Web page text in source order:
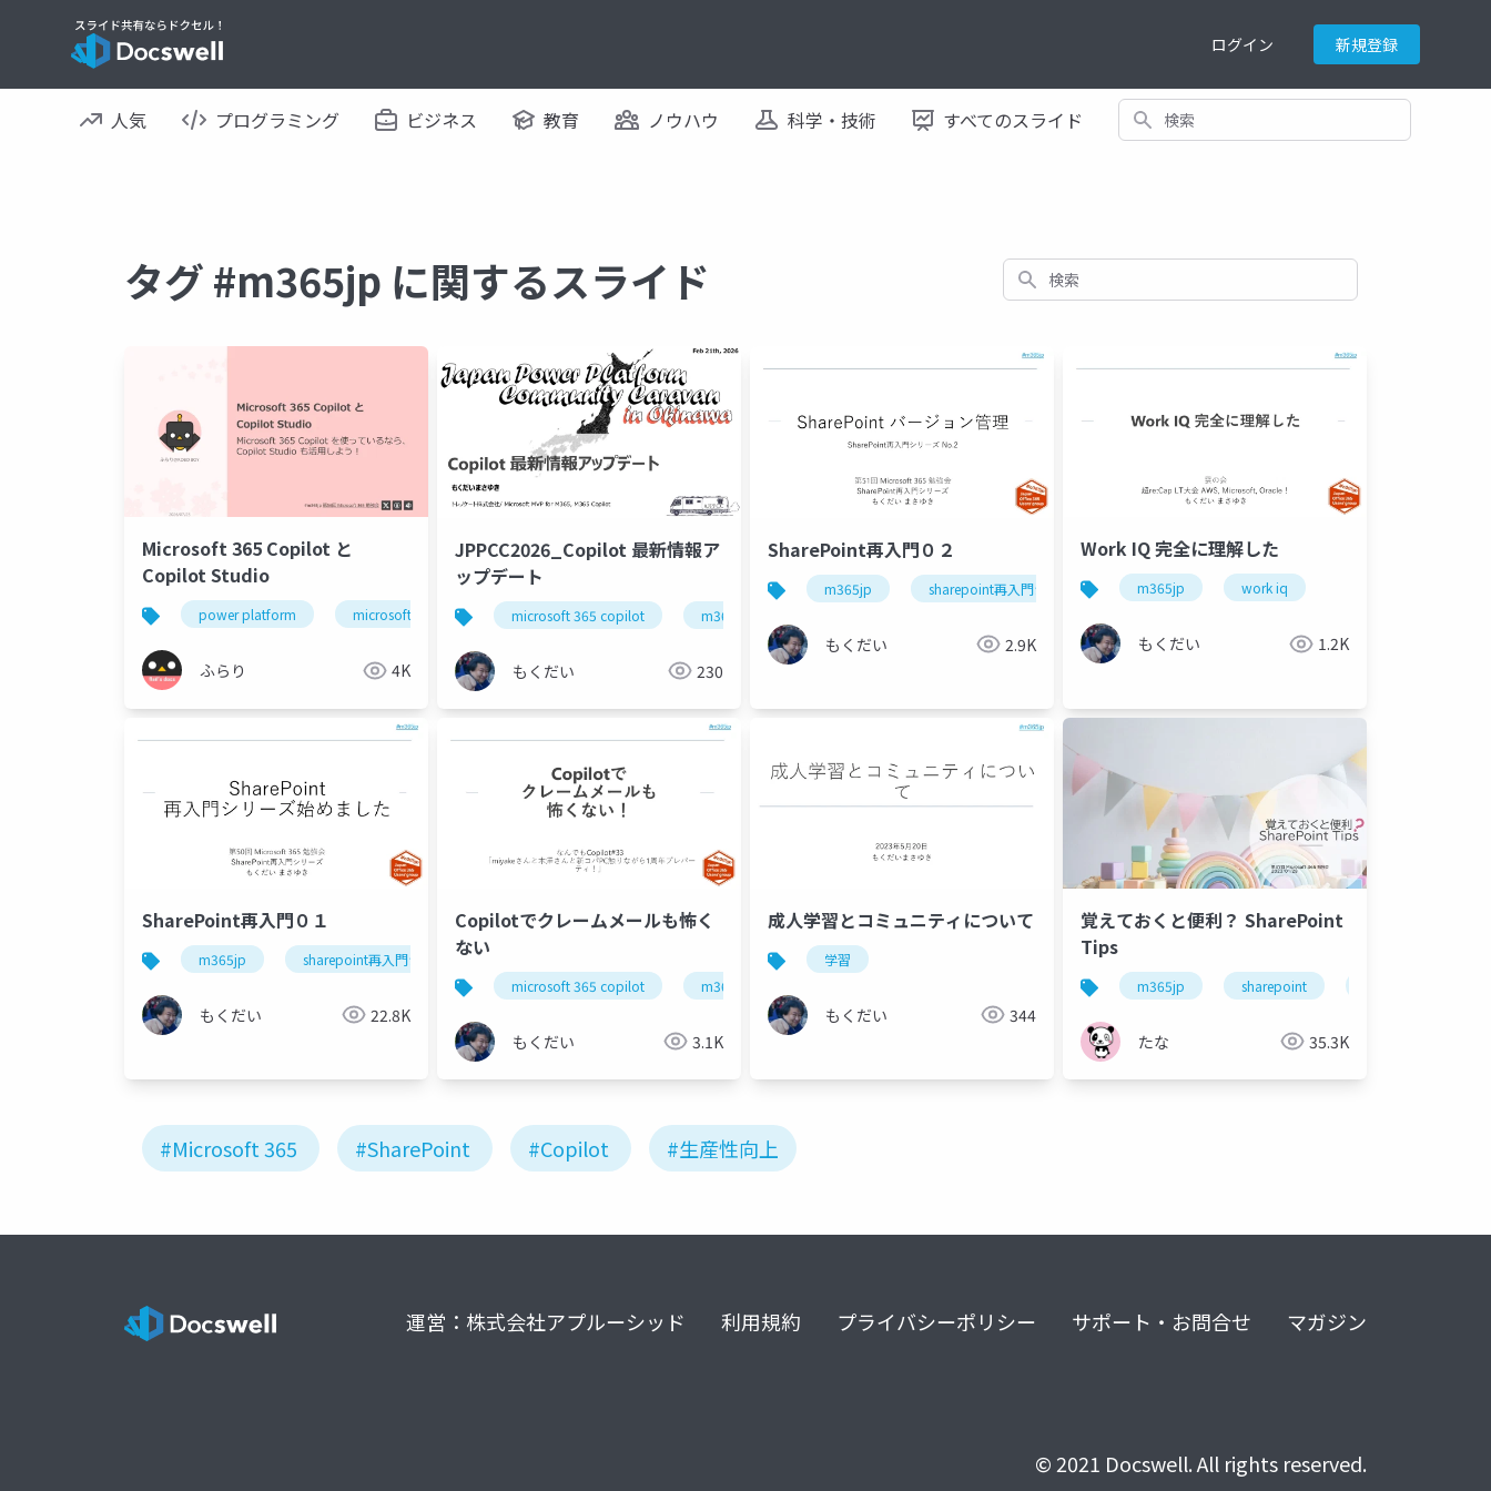
ログイン 新規登録
人気 プログラミング ビジネス 教育 ノウハウ 科学・技術 すべてのスライド 検索
タグ #m365jp に関するスライド 検索
Microsoft 365 Copilot と
Copilot Studio
power platform microsoft 365 microsoft 365 copilot m365jp
ふらり 4K
JPPCC2026_Copilot 最新情報ア
ップデート
microsoft 365 copilot m365jp
もくだい 230
SharePoint再入門０２
m365jp sharepoint再入門シリーズ
もくだい 2.9K
Work IQ 完全に理解した
m365jp work iq
もくだい 1.2K
SharePoint再入門０１
m365jp sharepoint再入門シリーズ
もくだい 22.8K
Copilotでクレームメールも怖く
ない
microsoft 365 copilot m365jp
もくだい 3.1K
成人学習とコミュニティについて
学習
もくだい 344
覚えておくと便利？ SharePoint
Tips
m365jp sharepoint
たな 35.3K
#Microsoft 365 #SharePoint #Copilot #生産性向上
運営：株式会社アプルーシッド 利用規約 プライバシーポリシー サポート・お問合せ マガジン
© 2021 Docswell. All rights reserved.